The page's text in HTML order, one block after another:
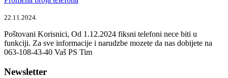
22.11.2024.
Poštovani Korisnici, Od 1.12.2024 fiksni telefoni nece biti u
funkciji. Za sve informacije i narudzbe mozete da nas dobijete na
063-108-43-40 Vaš PS Tim
Newsletter